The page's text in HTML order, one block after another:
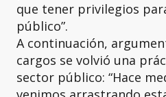
que tener privilegios
público”.
A continuación,
cargos se volvió una
sector público: “Hace